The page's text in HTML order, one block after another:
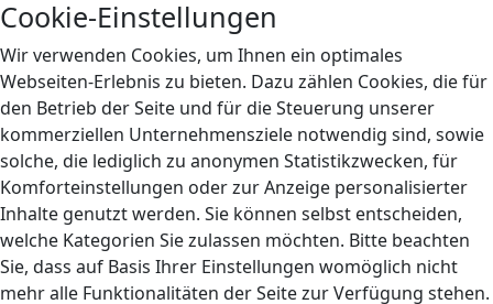
Cookie-Einstellungen
Wir verwenden Cookies, um Ihnen ein optimales
Webseiten-Erlebnis zu bieten. Dazu zählen Cookies, die für
den Betrieb der Seite und für die Steuerung unserer
kommerziellen Unternehmensziele notwendig sind, sowie
solche, die lediglich zu anonymen Statistikzwecken, für
Komforteinstellungen oder zur Anzeige personalisierter
Inhalte genutzt werden. Sie können selbst entscheiden,
welche Kategorien Sie zulassen möchten. Bitte beachten
Sie, dass auf Basis Ihrer Einstellungen womöglich nicht
mehr alle Funktionalitäten der Seite zur Verfügung stehen.